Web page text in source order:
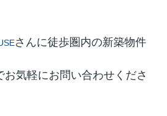
さんに徒歩圏内の新築物件
お気軽にお問い合わせくださ